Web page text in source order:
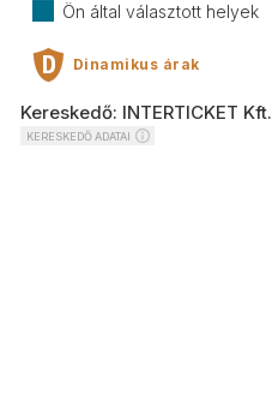
Ön által választott helyek
Dinamikus árak
Kereskedő: INTERTICKET Kft.
KERESKEDŐ ADATAI